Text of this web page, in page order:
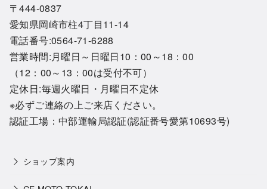
〒444-0837
愛知県岡崎市柱4丁目11-14
電話番号:0564-71-6288
営業時間:月曜日～日曜日10：00～18：00
（12：00～13：00は受付不可）
定休日:毎週火曜日・月曜日不定休
※必ずご連絡の上ご来店ください。
認証工場：中部運輸局認証(認証番号愛第10693号)
ショップ案内